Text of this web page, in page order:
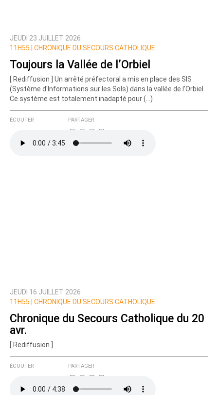
JEUDI 23 JUILLET 2026
11H55 |
CHRONIQUE DU SECOURS CATHOLIQUE
Toujours la Vallée de l’Orbiel
[ Rediffusion ] Un arrêté préfectoral a mis en place des SIS
(Système d'Informations sur les Sols) dans la vallée de l'Orbiel.
Ce système est totalement inadapté pour (…)
ÉCOUTER PARTAGER
JEUDI 16 JUILLET 2026
11H55 |
CHRONIQUE DU SECOURS CATHOLIQUE
Chronique du Secours Catholique du 20
avr.
[ Rediffusion ]
ÉCOUTER PARTAGER